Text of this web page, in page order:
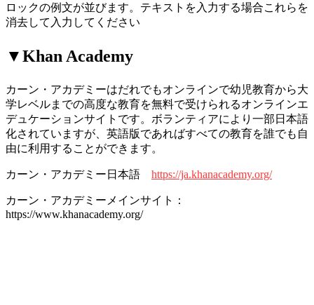
ロックの例文が並びます。テキストを入力する場合これらを
消去して入力してください
▼Khan Academy
カーン・アカデミーはだれでもオンラインで幼児教育から大
学レベルまでの高度な教育を無料で受けられるオンラインエ
デュケーションサイトです。ボランティアにより一部日本語
化されていますが、英語版であればすべての教育を誰でも自
由に利用することができます。
カーン・アカデミー日本語 https://ja.khanacademy.org/
カーン・アカデミーメインサイト：
https://www.khanacademy.org/